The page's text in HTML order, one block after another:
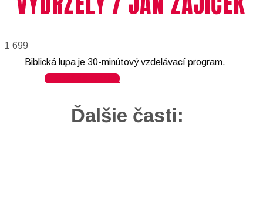
1 699
Biblická lupa je 30-minútový vzdelávací program.
Späť do archívu
Ďalšie časti: